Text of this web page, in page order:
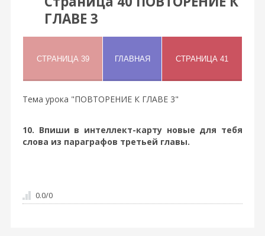
ГЛАВЕ 3
Тема урока "ПОВТОРЕНИЕ К ГЛАВЕ 3"
10. Впиши в интеллект-карту новые для тебя
слова из параграфов третьей главы.
0.0/0